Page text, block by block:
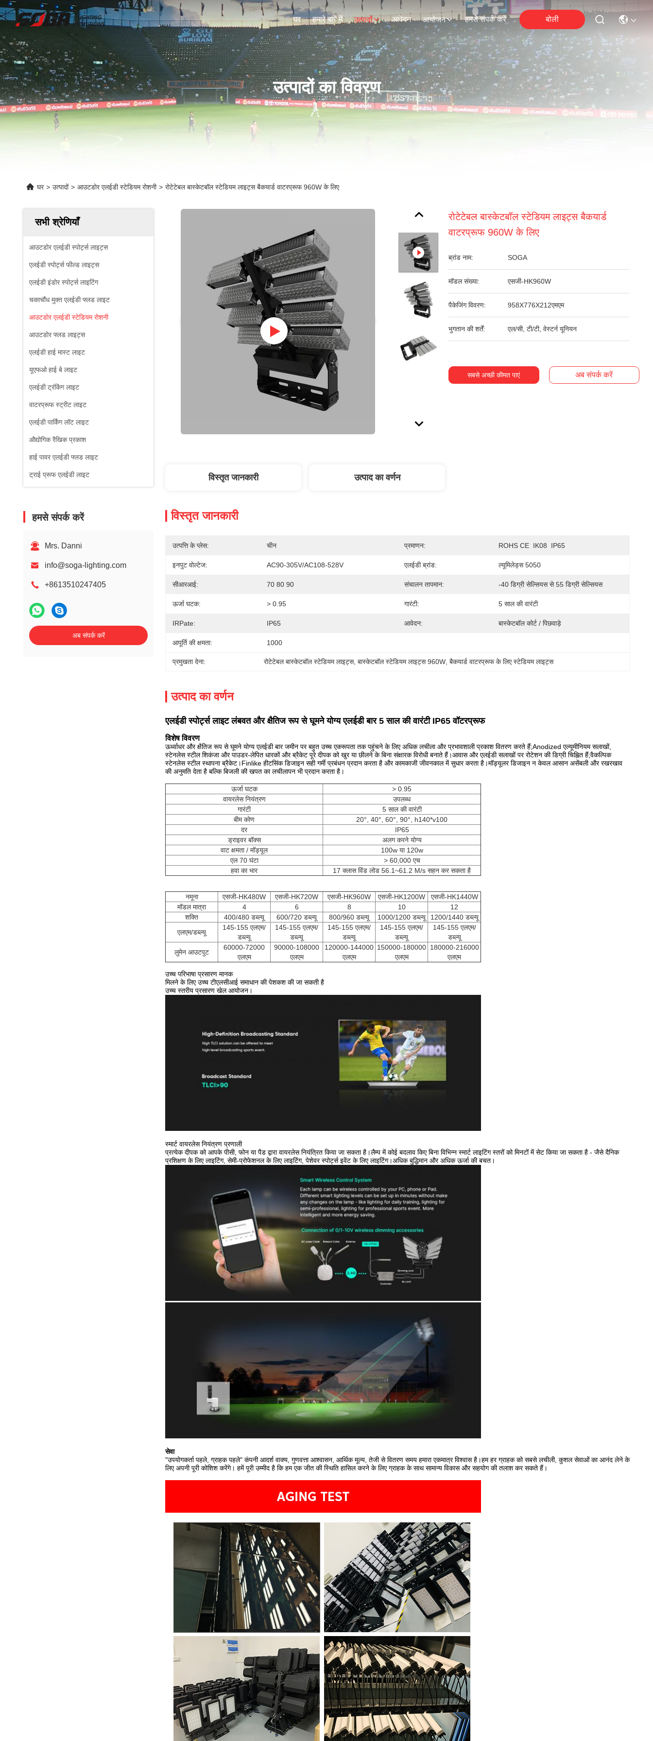
घर हमारे बारे में उत्पादों आवेदन आयोजन हमसे संपर्क करें बोली
उत्पादों का विवरण
घर > उत्पादों > आउटडोर एलईडी स्टेडियम रोशनी > रोटेटेबल बास्केटबॉल स्टेडियम लाइट्स बैकयार्ड वाटरप्रूफ 960W के लिए
सभी श्रेणियाँ
आउटडोर एलईडी स्पोर्ट्स लाइट्स
एलईडी स्पोर्ट्स फील्ड लाइट्स
एलईडी इंडोर स्पोर्ट्स लाइटिंग
चकाचौंध मुक्त एलईडी फ्लड लाइट
आउटडोर एलईडी स्टेडियम रोशनी
आउटडोर फ्लड लाइट्स
एलईडी हाई मास्ट लाइट
यूएफओ हाई बे लाइट
एलईडी ट्रंकिंग लाइट
वाटरप्रूफ स्ट्रीट लाइट
एलईडी पार्किंग लॉट लाइट
औद्योगिक रैखिक प्रकाश
हाई पावर एलईडी फ्लड लाइट
ट्राई प्रूफ एलईडी लाइट
हमसे संपर्क करें
Mrs. Danni
info@soga-lighting.com
+8613510247405
अब संपर्क करें
रोटेटेबल बास्केटबॉल स्टेडियम लाइट्स बैकयार्ड
वाटरप्रूफ 960W के लिए
ब्रांड नाम: SOGA
मॉडल संख्या: एसजी-HK960W
पैकेजिंग विवरण: 958X776X212एमएम
भुगतान की शर्तें: एल/सी, टी/टी, वेस्टर्न यूनियन
सबसे अच्छी कीमत पाएं अब संपर्क करें
विस्तृत जानकारी उत्पाद का वर्णन
विस्तृत जानकारी
उत्पत्ति के प्लेस: चीन प्रमाणन: ROHS CE  IK08  IP65
इनपुट वोल्टेज: AC90-305V/AC108-528V एलईडी ब्रांड: ल्यूमिलेड्स 5050
सीआरआई: 70 80 90 संचालन तापमान: -40 डिग्री सेल्सियस से 55 डिग्री सेल्सियस
ऊर्जा घटक: > 0.95 गारंटी: 5 साल की वारंटी
IRPate: IP65 आवेदन: बास्केटबॉल कोर्ट / पिछवाड़े
आपूर्ति की क्षमता: 1000
प्रमुखता देना: रोटेटेबल बास्केटबॉल स्टेडियम लाइट्स, बास्केटबॉल स्टेडियम लाइट्स 960W , बैकयार्ड वाटरप्रूफ के लिए स्टेडियम लाइट्स
उत्पाद का वर्णन
एलईडी स्पोर्ट्स लाइट लंबवत और क्षैतिज रूप से घूमने योग्य एलईडी बार 5 साल की वारंटी IP65 वॉटरप्रूफ
विशेष विवरण
ऊर्ध्वाधर और क्षैतिज रूप से घूमने योग्य एलईडी बार जमीन पर बहुत उच्च एकरूपता तक पहुंचने के लिए अधिक लचीला और प्रभावशाली प्रकाश वितरण करते हैं;Anodized एल्यूमीनियम सलाखों,
स्टेनलेस स्टील शिकंजा और पाउडर-लेपित धारकों और ब्रैकेट पूरे दीपक को खुर या छीलने के बिना संक्षारक विरोधी बनाते हैं।आवास और एलईडी सलाखों पर रोटेशन की डिग्री चिह्नित हैं;वैकल्पिक
स्टेनलेस स्टील स्थापना ब्रैकेट।Finlike हीटसिंक डिजाइन सही गर्मी प्रबंधन प्रदान करता है और कामकाजी जीवनकाल में सुधार करता है।मॉड्यूलर डिजाइन न केवल आसान असेंबली और रखरखाव
की अनुमति देता है बल्कि बिजली की खपत का लचीलापन भी प्रदान करता है।
ऊर्जा घटक
> 0.95
वायरलेस नियंत्रण
उपलब्ध
गारंटी
5 साल की वारंटी
बीम कोण
20°, 40°, 60°, 90°, h140*v100
दर
IP65
ड्राइवर बॉक्स
अलग करने योग्य
वाट क्षमता / मॉड्यूल
100w या 120w
एल 70 घंटा
> 60,000 एच
हवा का भार
17 क्लास विंड लोड 56.1~61.2 M/s सहन कर सकता है
नमूना एसजी-HK480W एसजी-HK720W एसजी-HK960W एसजी-HK1200W
एसजी-HK1440W
मॉडल मात्रा
4 6 8 10
12
शक्ति
400/480 डब्ल्यू 600/720 डब्ल्यू 800/960 डब्ल्यू 1000/1200 डब्ल्यू
1200/1440 डब्ल्यू
एलएम/डब्ल्यू
145-155 एलएम/
डब्ल्यू
145-155 एलएम/
डब्ल्यू
145-155 एलएम/
डब्ल्यू
145-155 एलएम/
डब्ल्यू
145-155 एलएम/
डब्ल्यू
लुमेन आउटपुट
60000-72000
एलएम
90000-108000
एलएम
120000-144000
एलएम
150000-180000
एलएम
180000-216000
एलएम
उच्च परिभाषा प्रसारण मानक
मिलने के लिए उच्च टीएलसीआई समाधान की पेशकश की जा सकती है
उच्च स्तरीय प्रसारण खेल आयोजन।
स्मार्ट वायरलेस नियंत्रण प्रणाली
प्रत्येक दीपक को आपके पीसी, फोन या पैड द्वारा वायरलेस नियंत्रित किया जा सकता है।लैम्प में कोई बदलाव किए बिना विभिन्न स्मार्ट लाइटिंग स्तरों को मिनटों में सेट किया जा सकता है - जैसे दैनिक
प्रशिक्षण के लिए लाइटिंग, सेमी-प्रोफेशनल के लिए लाइटिंग, पेशेवर स्पोर्ट्स इवेंट के लिए लाइटिंग।अधिक बुद्धिमान और अधिक ऊर्जा की बचत।
सेवा
"उपयोगकर्ता पहले, ग्राहक पहले" कंपनी आदर्श वाक्य, गुणवत्ता आश्वासन, आर्थिक मूल्य, तेजी से वितरण समय हमारा एकमात्र विश्वास है।हम हर ग्राहक को सबसे लचीली, कुशल सेवाओं का आनंद लेने के
लिए अपनी पूरी कोशिश करेंगे। हमें पूरी उम्मीद है कि हम एक जीत की स्थिति हासिल करने के लिए ग्राहक के साथ सामान्य विकास और सहयोग की तलाश कर सकते हैं।